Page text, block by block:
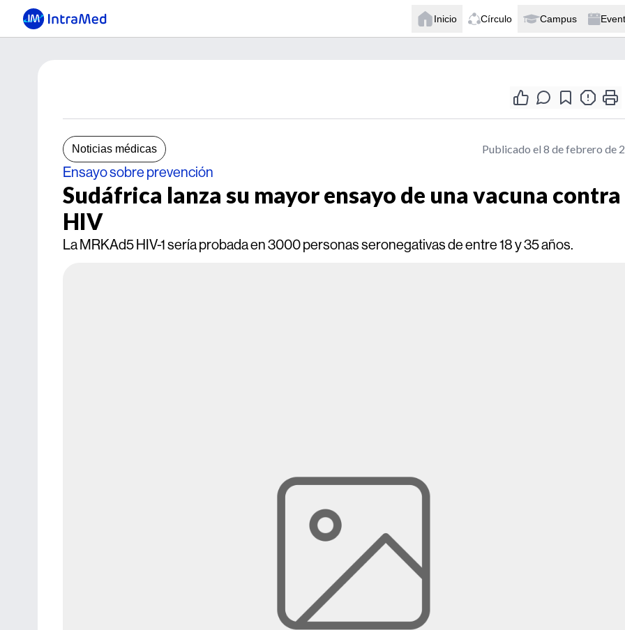
Inicio Círculo Campus
Noticias médicas Publicado el 8 de febrero de
Ensayo sobre prevención
Sudáfrica lanza su mayor ensayo de una vacuna contra
HIV
La MRKAd5 HIV-1 sería probada en 3000 personas seronegativas de entre 18 y 35 años.